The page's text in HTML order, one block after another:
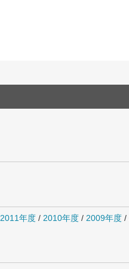
2011年度 / 2010年度 / 2009年度 /